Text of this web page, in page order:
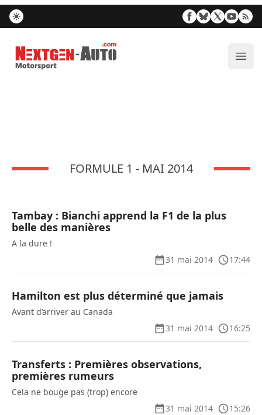
Nextgen-Auto.com
FORMULE 1 - MAI 2014
Tambay : Bianchi apprend la F1 de la plus
belle des manières
A la dure !
31 mai 2014
17:44
Hamilton est plus déterminé que jamais
Avant d’arriver au Canada
31 mai 2014
16:25
Transferts : Premières observations,
premières rumeurs
Cela ne bouge pas (trop) encore
31 mai 2014
15:26